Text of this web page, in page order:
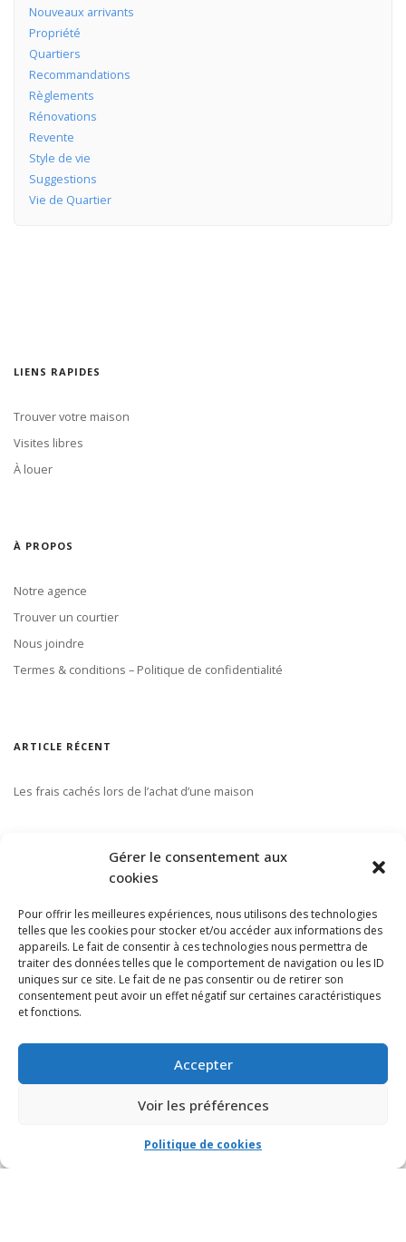
Gérer le consentement aux
cookies
Pour offrir les meilleures expériences, nous utilisons des technologies
telles que les cookies pour stocker et/ou accéder aux informations des
appareils. Le fait de consentir à ces technologies nous permettra de
traiter des données telles que le comportement de navigation ou les ID
uniques sur ce site. Le fait de ne pas consentir ou de retirer son
consentement peut avoir un effet négatif sur certaines caractéristiques
et fonctions.
Accepter
Voir les préférences
Politique de cookies
Nouveaux arrivants
Propriété
Quartiers
Recommandations
Règlements
Rénovations
Revente
Style de vie
Suggestions
Vie de Quartier
LIENS RAPIDES
Trouver votre maison
Visites libres
À louer
À PROPOS
Notre agence
Trouver un courtier
Nous joindre
Termes & conditions – Politique de confidentialité
ARTICLE RÉCENT
Les frais cachés lors de l’achat d’une maison